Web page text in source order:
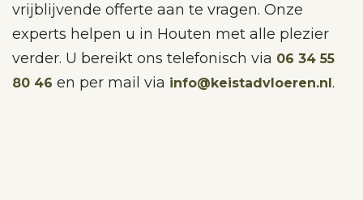
vrijblijvende offerte aan te vragen. Onze
experts helpen u in Houten met alle plezier
verder. U bereikt ons telefonisch via 06 34 55
80 46 en per mail via info@keistadvloeren.nl .